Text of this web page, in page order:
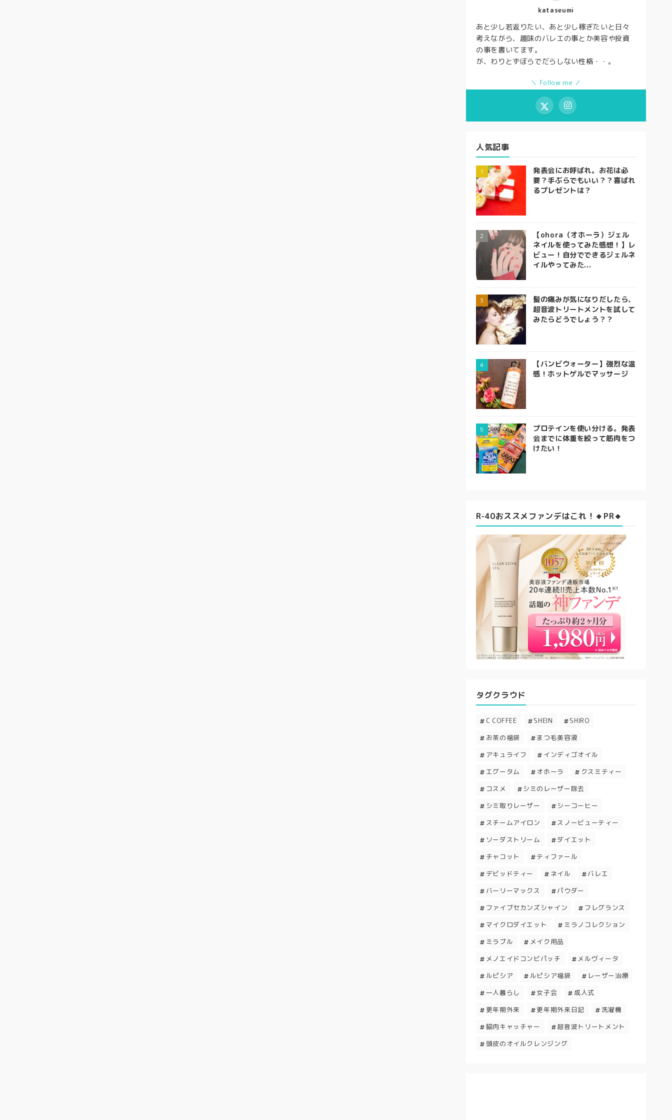
kataseumi
あと少し若返りたい、あと少し稼ぎたいと日々
考えながら、趣味のバレエの事とか美容や投資
の事を書いてます。
が、わりとずぼらでだらしない性格・・。
＼ Follow me ／
人気記事
発表会にお呼ばれ。お花は必
要？手ぶらでもいい？？喜ばれ
るプレゼントは？
【ohora（オホーラ）ジェル
ネイルを使ってみた感想！】レ
ビュー！自分でできるジェルネ
イルやってみた...
髪の痛みが気になりだしたら、
超音波トリートメントを試して
みたらどうでしょう？？
【バンビウォーター】強烈な温
感！ホットゲルでマッサージ
プロテインを使い分ける。発表
会までに体重を絞って筋肉をつ
けたい！
R-40おススメファンデはこれ！🔸PR🔸
タグクラウド
C COFFEE SHEIN
SHIRO
お茶の福袋
まつ毛美容液
アキュライフ
インディゴオイル
エグータム
オホーラ
クスミティー
コスメ
シミのレーザー除去
シミ取りレーザー
シーコーヒー
スチームアイロン
スノービューティー
ソーダストリーム
ダイエット
チャコット
ティファール
デビッドティー
ネイル
バレエ
バーリーマックス
パウダー
ファイブセカンズシャイン
フレグランス
マイクロダイエット
ミラノコレクション
ミラブル
メイク用品
メノエイドコンビパッチ
メルヴィータ
ルピシア
ルピシア福袋
レーザー治療
一人暮らし
女子会
成人式
更年期外来
更年期外来日記
洗濯機
脇肉キャッチャー
超音波トリートメント
頭皮のオイルクレンジング